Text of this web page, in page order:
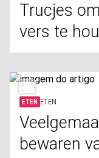
Trucjes
vers te
ETEN ETEN
bewaren